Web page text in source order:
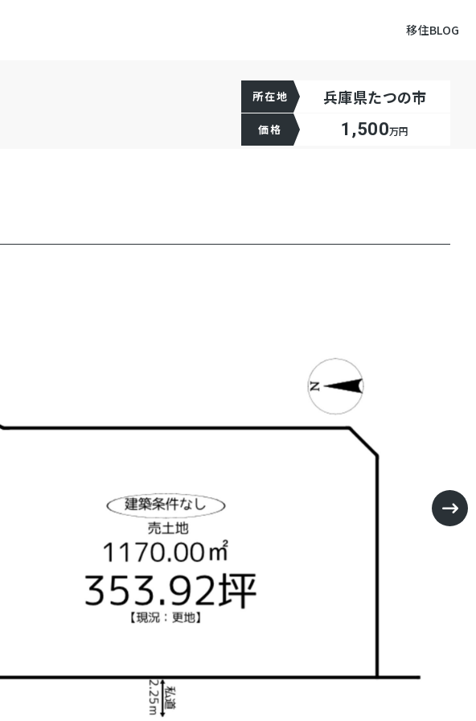
移住BLOG
所在地 兵庫県たつの市
価格 1,500万円